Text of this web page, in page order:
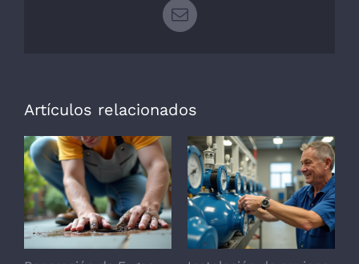
Correo
Artículos relacionados